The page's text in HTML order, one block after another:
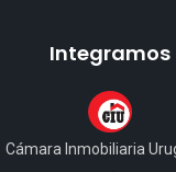
Integramos
Cámara Inmobiliaria